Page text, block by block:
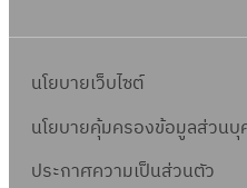
นโยบายเว็บไซต์
นโยบายคุ้มครองข้อมูลส่วนบุ
ประกาศความเป็นส่วนตัว